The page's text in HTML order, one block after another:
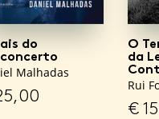
do
Malhadas
O
da
Rui
€